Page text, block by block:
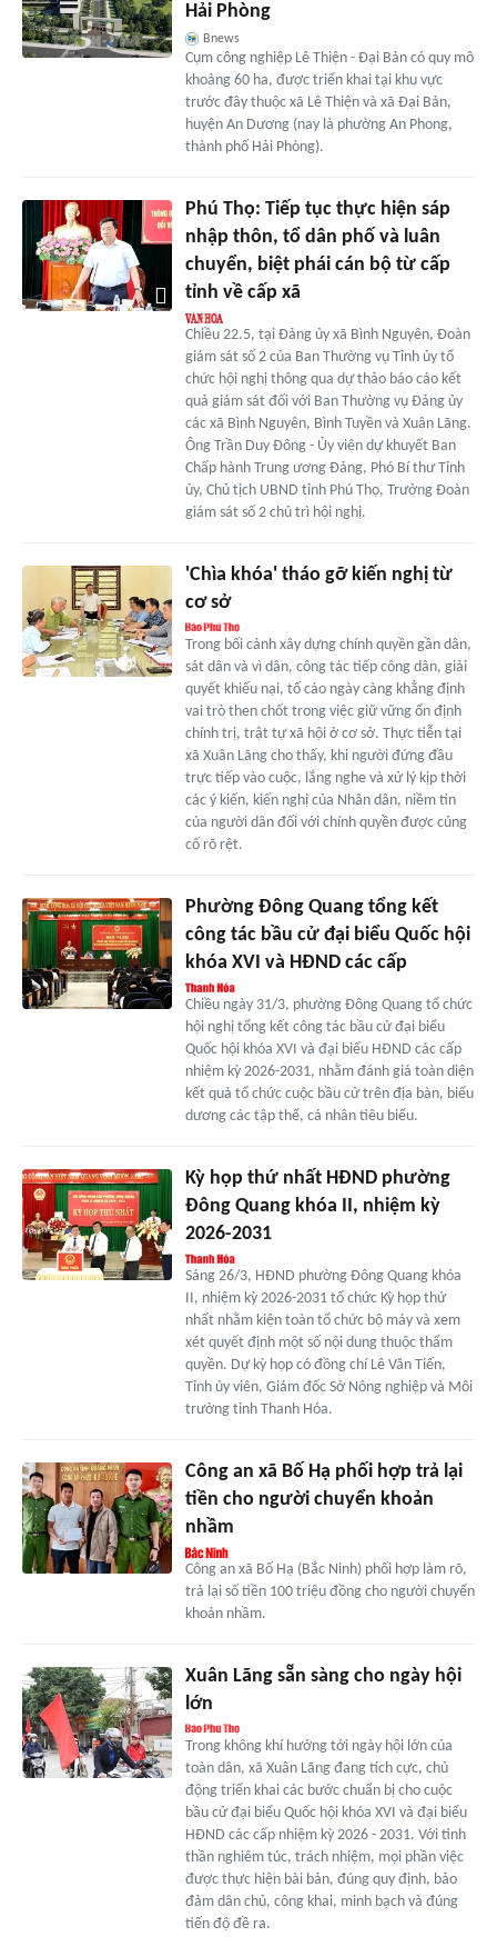
Hải Phòng
Bnews
Cụm công nghiệp Lê Thiện - Đại Bản có quy mô
khoảng 60 ha, được triển khai tại khu vực
trước đây thuộc xã Lê Thiện và xã Đại Bản,
huyện An Dương (nay là phường An Phong,
thành phố Hải Phòng).
Phú Thọ: Tiếp tục thực hiện sáp
nhập thôn, tổ dân phố và luân
chuyển, biệt phái cán bộ từ cấp
tỉnh về cấp xã
Chiều 22.5, tại Đảng ủy xã Bình Nguyên, Đoàn
giám sát số 2 của Ban Thường vụ Tỉnh ủy tổ
chức hội nghị thông qua dự thảo báo cáo kết
quả giám sát đối với Ban Thường vụ Đảng ủy
các xã Bình Nguyên, Bình Tuyền và Xuân Lãng.
Ông Trần Duy Đông - Ủy viên dự khuyết Ban
Chấp hành Trung ương Đảng, Phó Bí thư Tỉnh
ủy, Chủ tịch UBND tỉnh Phú Thọ, Trưởng Đoàn
giám sát số 2 chủ trì hội nghị.
'Chìa khóa' tháo gỡ kiến nghị từ
cơ sở
Trong bối cảnh xây dựng chính quyền gần dân,
sát dân và vì dân, công tác tiếp công dân, giải
quyết khiếu nại, tố cáo ngày càng khẳng định
vai trò then chốt trong việc giữ vững ổn định
chính trị, trật tự xã hội ở cơ sở. Thực tiễn tại
xã Xuân Lãng cho thấy, khi người đứng đầu
trực tiếp vào cuộc, lắng nghe và xử lý kịp thời
các ý kiến, kiến nghị của Nhân dân, niềm tin
của người dân đối với chính quyền được củng
cố rõ rệt.
Phường Đông Quang tổng kết
công tác bầu cử đại biểu Quốc hội
khóa XVI và HĐND các cấp
Chiều ngày 31/3, phường Đông Quang tổ chức
hội nghị tổng kết công tác bầu cử đại biểu
Quốc hội khóa XVI và đại biểu HĐND các cấp
nhiệm kỳ 2026-2031, nhằm đánh giá toàn diện
kết quả tổ chức cuộc bầu cử trên địa bàn, biểu
dương các tập thể, cá nhân tiêu biểu.
Kỳ họp thứ nhất HĐND phường
Đông Quang khóa II, nhiệm kỳ
2026-2031
Sáng 26/3, HĐND phường Đông Quang khóa
II, nhiệm kỳ 2026-2031 tổ chức Kỳ họp thứ
nhất nhằm kiện toàn tổ chức bộ máy và xem
xét quyết định một số nội dung thuộc thẩm
quyền. Dự kỳ họp có đồng chí Lê Văn Tiến,
Tỉnh ủy viên, Giám đốc Sở Nông nghiệp và Môi
trường tỉnh Thanh Hóa.
Công an xã Bố Hạ phối hợp trả lại
tiền cho người chuyển khoản
nhầm
Công an xã Bố Hạ (Bắc Ninh) phối hợp làm rõ,
trả lại số tiền 100 triệu đồng cho người chuyển
khoản nhầm.
Xuân Lãng sẵn sàng cho ngày hội
lớn
Trong không khí hướng tới ngày hội lớn của
toàn dân, xã Xuân Lãng đang tích cực, chủ
động triển khai các bước chuẩn bị cho cuộc
bầu cử đại biểu Quốc hội khóa XVI và đại biểu
HĐND các cấp nhiệm kỳ 2026 - 2031. Với tinh
thần nghiêm túc, trách nhiệm, mọi phần việc
được thực hiện bài bản, đúng quy định, bảo
đảm dân chủ, công khai, minh bạch và đúng
tiến độ đề ra.